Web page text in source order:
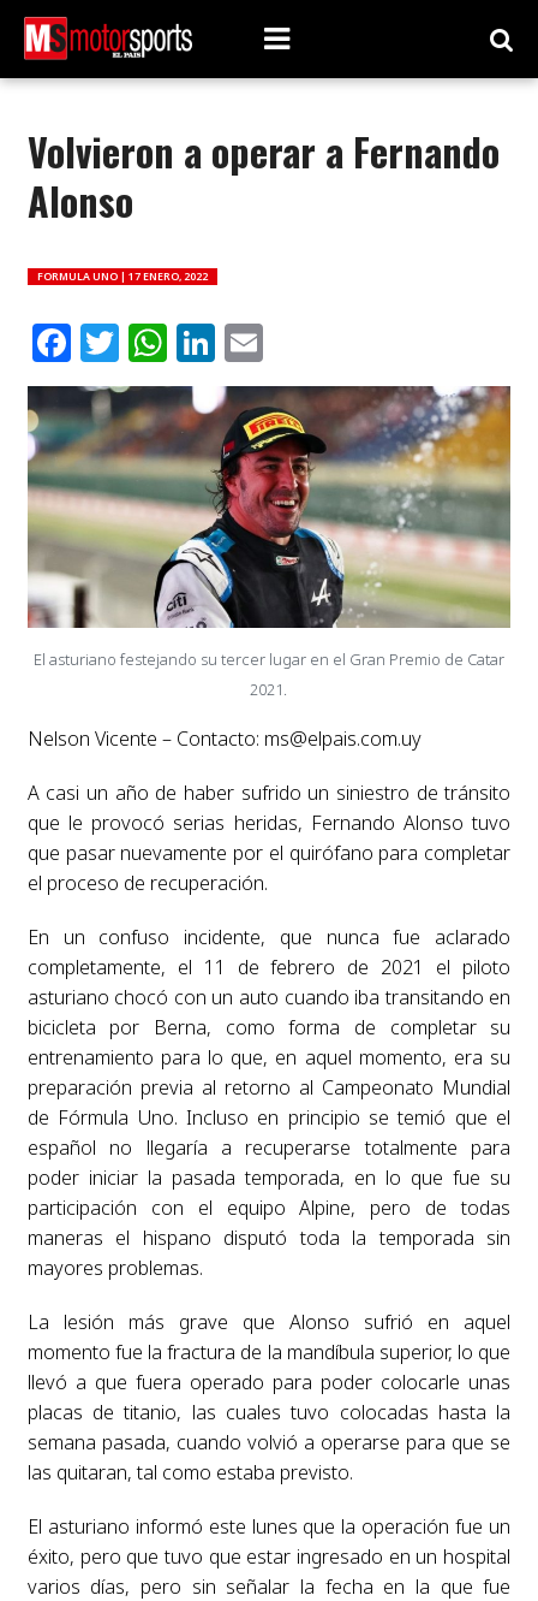
Volvieron a operar a Fernando
Alonso
FORMULA UNO | 17 ENERO, 2022
Facebook
Twitter
WhatsApp
LinkedIn
Email
El asturiano festejando su tercer lugar en el Gran Premio de Catar
2021.
Nelson Vicente – Contacto: ms@elpais.com.uy
A casi un año de haber sufrido un siniestro de tránsito
que le provocó serias heridas, Fernando Alonso tuvo
que pasar nuevamente por el quirófano para completar
el proceso de recuperación.
En un confuso incidente, que nunca fue aclarado
completamente, el 11 de febrero de 2021 el piloto
asturiano chocó con un auto cuando iba transitando en
bicicleta por Berna, como forma de completar su
entrenamiento para lo que, en aquel momento, era su
preparación previa al retorno al Campeonato Mundial
de Fórmula Uno. Incluso en principio se temió que el
español no llegaría a recuperarse totalmente para
poder iniciar la pasada temporada, en lo que fue su
participación con el equipo Alpine, pero de todas
maneras el hispano disputó toda la temporada sin
mayores problemas.
La lesión más grave que Alonso sufrió en aquel
momento fue la fractura de la mandíbula superior, lo que
llevó a que fuera operado para poder colocarle unas
placas de titanio, las cuales tuvo colocadas hasta la
semana pasada, cuando volvió a operarse para que se
las quitaran, tal como estaba previsto.
El asturiano informó este lunes que la operación fue un
éxito, pero que tuvo que estar ingresado en un hospital
varios días, pero sin señalar la fecha en la que fue